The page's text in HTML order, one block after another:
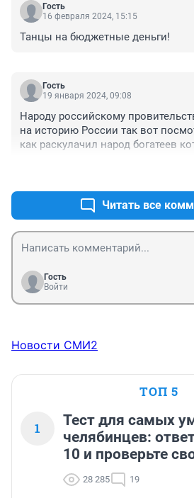
Гость
16 февраля 2024, 15:15
Танцы на бюджетные деньги!
Гость
19 января 2024, 09:08
Народу российскому
на историю России так вот
как раскулачил народ богатеев
Читать все
Гость
Войти
Новости СМИ2
ТОП 5
1
Тест для самых
челябинцев:
10 и проверьте
28 285 19